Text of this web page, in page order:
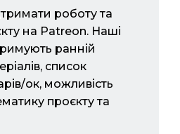
роботу та
на Patreon. Наші
ранній
список
ок, можливість
проєкту та